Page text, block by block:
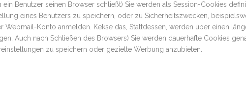
ein Benutzer seinen Browser schließt) Sie werden als Session-Cookies
eines Benutzers zu speichern, oder zu Sicherheitszwecken,
Webmail-Konto anmelden. Kekse das, Stattdessen, werden über einen
Auch nach Schließen des Browsers) Sie werden dauerhafte Cookies
zu speichern oder gezielte Werbung anzubieten.